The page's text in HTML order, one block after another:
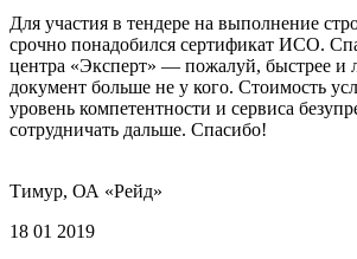
Для участия в тендере на выполнение
срочно понадобился сертификат ИСО.
центра «Эксперт» — пожалуй, быстрее и
документ больше не у кого. Стоимость
уровень компетентности и сервиса
сотрудничать дальше. Спасибо!
Тимур, ОА «Рейд»
18 01 2019